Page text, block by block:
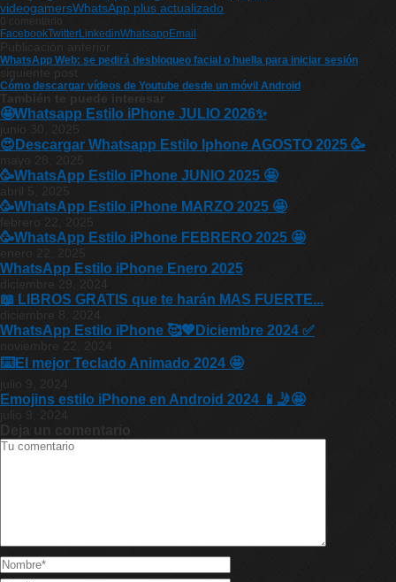
videogamersWhatsApp plus actualizado
0 comentario
FacebookTwitterLinkedinWhatsapp Email
Publicación anterior
WhatsApp Web: se pedirá desbloqueo facial o huella para iniciar sesión
Cómo descargar vídeos de Youtube desde un móvil Android
🤩Whatsapp Estilo iPhone JULIO 2026✨
😍Descargar Whatsapp Estilo Iphone AGOSTO 2025 🥳
🥳WhatsApp Estilo iPhone JUNIO 2025 🤩
🥳WhatsApp Estilo iPhone MARZO 2025 🤩
🥳WhatsApp Estilo iPhone FEBRERO 2025 🤩
enero 22, 2025
WhatsApp Estilo iPhone Enero 2025
📖 LIBROS GRATIS que te harán MAS FUERTE...
diciembre 8, 2024
WhatsApp Estilo iPhone 🥰💖Diciembre 2024 ✅
⌨️El mejor Teclado Animado 2024 🤩
julio 9, 2024
Emojins estilo iPhone en Android 2024 📱🤳🤩